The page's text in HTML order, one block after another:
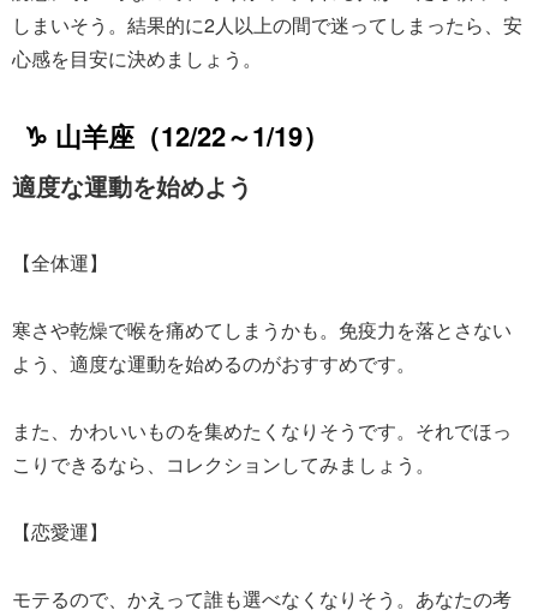
しまいそう。結果的に2人以上の間で迷ってしまったら、安
心感を目安に決めましょう。
♑ 山羊座（12/22～1/19）
適度な運動を始めよう
【全体運】
寒さや乾燥で喉を痛めてしまうかも。免疫力を落とさない
よう、適度な運動を始めるのがおすすめです。
また、かわいいものを集めたくなりそうです。それでほっ
こりできるなら、コレクションしてみましょう。
【恋愛運】
モテるので、かえって誰も選べなくなりそう。あなたの考